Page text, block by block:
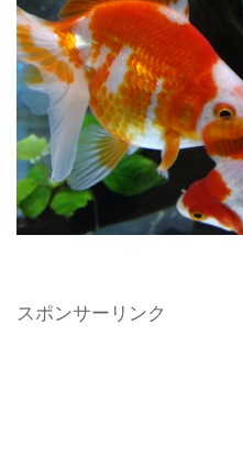
スポンサーリンク